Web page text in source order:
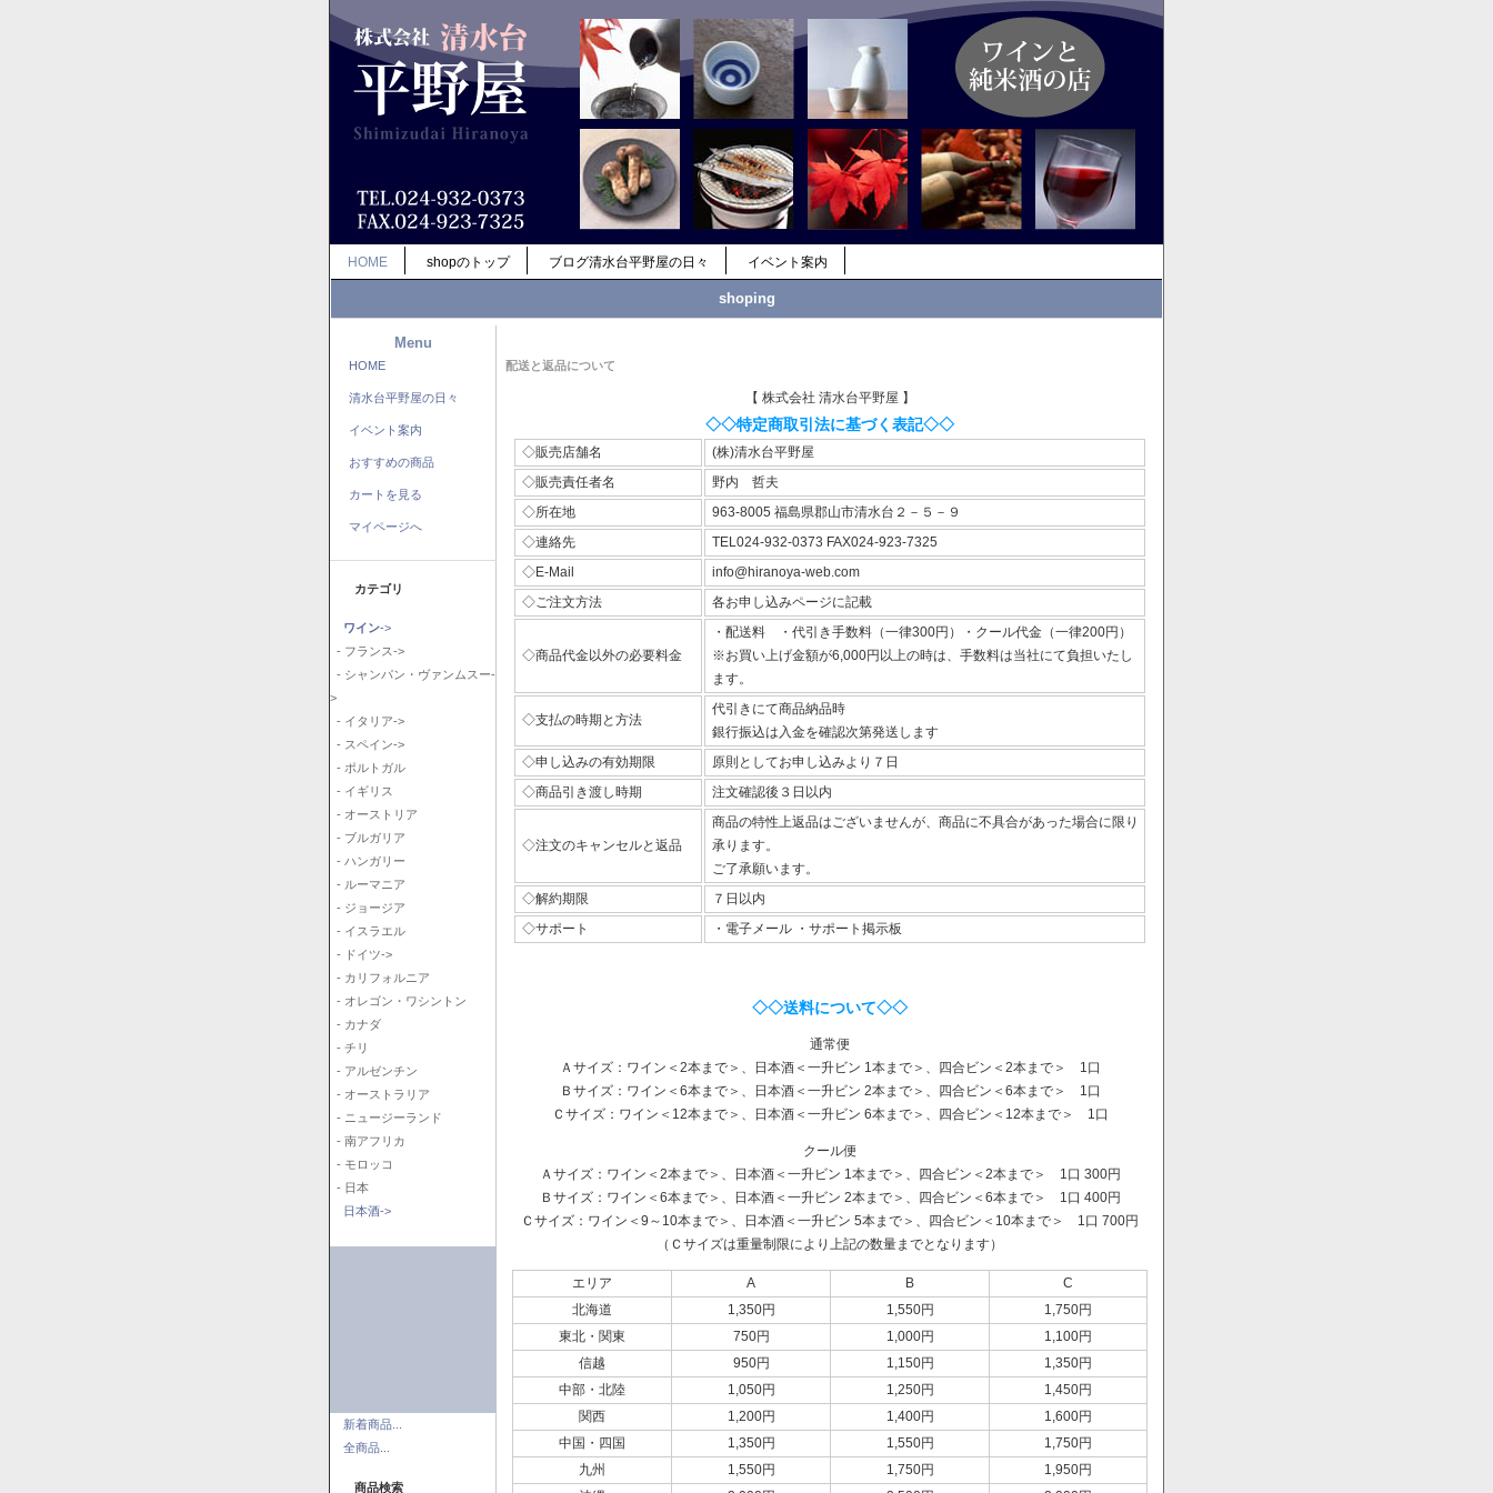
HOME shopのトップ ブログ清水台平野屋の日々 イベント案内
shoping
Menu
HOME
清水台平野屋の日々
イベント案内
おすすめの商品
カートを見る
マイページへ
カテゴリ
ワイン->
- フランス->
- シャンパン・ヴァンムスー-
>
- イタリア->
- スペイン->
- ポルトガル
- イギリス
- オーストリア
- ブルガリア
- ハンガリー
- ルーマニア
- ジョージア
- イスラエル
- ドイツ->
- カリフォルニア
- オレゴン・ワシントン
- カナダ
- チリ
- アルゼンチン
- オーストラリア
- ニュージーランド
- 南アフリカ
- モロッコ
- 日本
日本酒->
新着商品...
全商品...
商品検索
配送と返品について
【 株式会社 清水台平野屋 】
◇◇特定商取引法に基づく表記◇◇
◇販売店舗名
(株)清水台平野屋
◇販売責任者名
野内 哲夫
◇所在地
963-8005 福島県郡山市清水台２－５－９
◇連絡先
TEL024-932-0373 FAX024-923-7325
◇E-Mail
info@hiranoya-web.com
◇ご注文方法
各お申し込みページに記載
◇商品代金以外の必要料金
・配送料 ・代引き手数料（一律300円）・クール代金（一律200円）
※お買い上げ金額が6,000円以上の時は、手数料は当社にて負担いたし
ます。
◇支払の時期と方法
代引きにて商品納品時
銀行振込は入金を確認次第発送します
◇申し込みの有効期限
原則としてお申し込みより７日
◇商品引き渡し時期
注文確認後３日以内
◇注文のキャンセルと返品
商品の特性上返品はございませんが、商品に不具合があった場合に限り
承ります。
ご了承願います。
◇解約期限
７日以内
◇サポート
・電子メール ・サポート掲示板
◇◇送料について◇◇
通常便
Ａサイズ：ワイン＜2本まで＞、日本酒＜一升ビン 1本まで＞、四合ビン＜2本まで＞ 1口
Ｂサイズ：ワイン＜6本まで＞、日本酒＜一升ビン 2本まで＞、四合ビン＜6本まで＞ 1口
Ｃサイズ：ワイン＜12本まで＞、日本酒＜一升ビン 6本まで＞、四合ビン＜12本まで＞ 1口
クール便
Ａサイズ：ワイン＜2本まで＞、日本酒＜一升ビン 1本まで＞、四合ビン＜2本まで＞ 1口 300円
Ｂサイズ：ワイン＜6本まで＞、日本酒＜一升ビン 2本まで＞、四合ビン＜6本まで＞ 1口 400円
Ｃサイズ：ワイン＜9～10本まで＞、日本酒＜一升ビン 5本まで＞、四合ビン＜10本まで＞ 1口 700円
（Ｃサイズは重量制限により上記の数量までとなります）
エリア A B
C
北海道
1,350円 1,550円
1,750円
東北・関東
750円 1,000円
1,100円
信越
950円 1,150円
1,350円
中部・北陸
1,050円 1,250円
1,450円
関西
1,200円 1,400円
1,600円
中国・四国
1,350円 1,550円
1,750円
九州
1,550円 1,750円
1,950円